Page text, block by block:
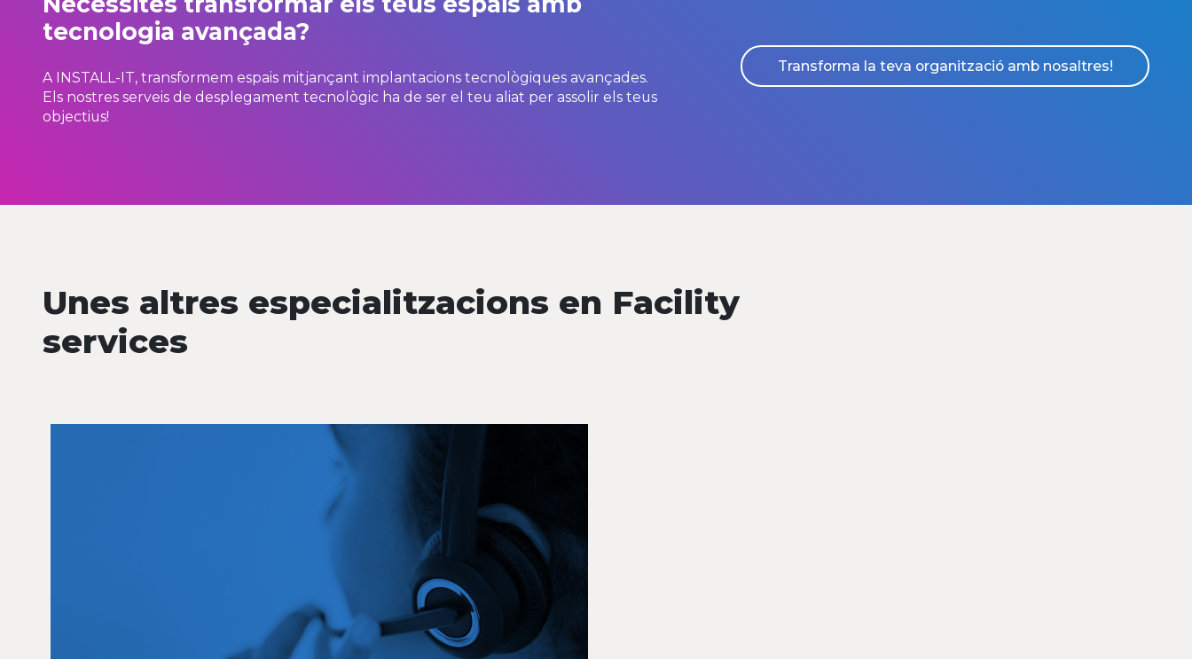
tecnologia avançada?
A INSTALL-IT, transformem espais mitjançant implantacions tecnològiques avançades.
Els nostres serveis de desplegament tecnològic ha de ser el teu aliat per assolir els teus
objectius!
Transforma la teva organització amb nosaltres!
Unes altres especialitzacions en Facility
services